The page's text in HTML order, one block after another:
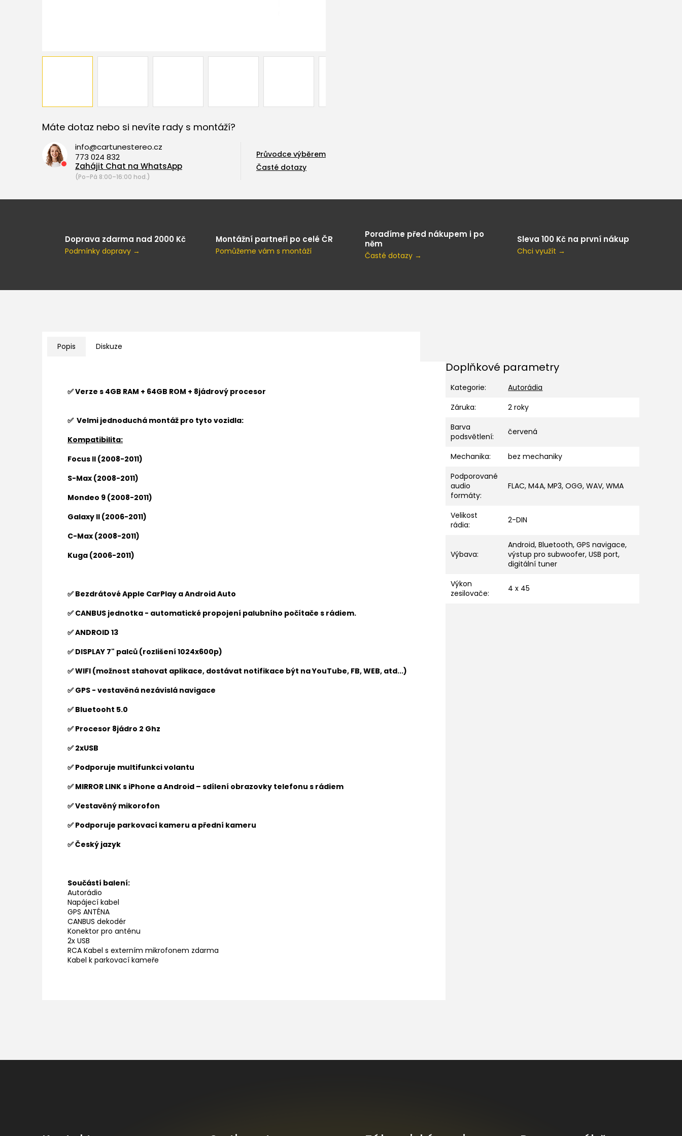
Máte dotaz nebo si nevíte rady s montáží?
info@cartunestereo.cz
773 024 832
Zahájit Chat na WhatsApp
(Po–Pá 8:00–16:00 hod.)
Průvodce výběrem
Časté dotazy
Doprava zdarma nad 2000 Kč
Podmínky dopravy →
Montážní partneři po celé ČR
Pomůžeme vám s montáží
Poradíme před nákupem i po
něm
Časté dotazy →
Sleva 100 Kč na první nákup
Chci využít →
Popis Diskuze
✅ Verze s 4GB RAM + 64GB ROM + 8jádrový procesor
✅ Velmi jednoduchá montáž pro tyto vozidla:
Kompatibilita:
Focus II (2008-2011)
S-Max (2008-2011)
Mondeo 9 (2008-2011)
Galaxy II (2006-2011)
C-Max (2008-2011)
Kuga (2006-2011)
✅ Bezdrátové Apple CarPlay a Android Auto
✅ CANBUS jednotka - automatické propojení palubního počítače s rádiem.
✅ ANDROID 13
✅ DISPLAY 7" palců (rozlišení 1024x600p)
✅ WIFI (možnost stahovat aplikace, dostávat notifikace být na YouTube, FB, WEB, atd...)
✅ GPS - vestavěná nezávislá navigace
✅ Bluetooht 5.0
✅ Procesor 8jádro 2 Ghz
✅ 2xUSB
✅ Podporuje multifunkci volantu
✅ MIRROR LINK s iPhone a Android – sdílení obrazovky telefonu s rádiem
✅ Vestavěný mikorofon
✅ Podporuje parkovací kameru a přední kameru
✅ Český jazyk
Součástí balení:
Autorádio
Napájecí kabel
GPS ANTÉNA
CANBUS dekodér
Konektor pro anténu
2x USB
RCA Kabel s externím mikrofonem zdarma
Kabel k parkovací kameře
Doplňkové parametry
Kategorie:
Autorádia
Záruka:
2 roky
Barva
podsvětlení: červená
Mechanika:
bez mechaniky
Podporované
audio
formáty:
FLAC, M4A, MP3, OGG, WAV, WMA
Velikost
rádia: 2-DIN
Výbava:
Android, Bluetooth, GPS navigace,
výstup pro subwoofer, USB port,
digitální tuner
Výkon
zesilovače: 4 x 45